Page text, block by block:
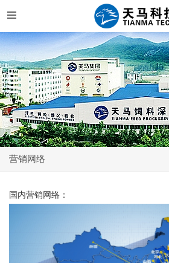
营销网络
国内营销网络：